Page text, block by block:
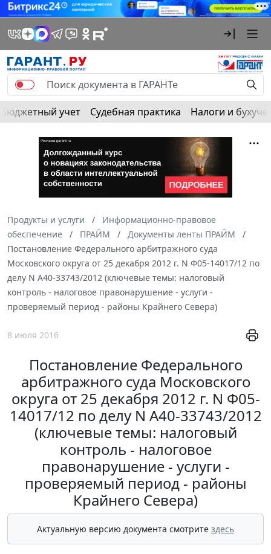
Бюджетный учет Судебная практика Налоги и
Продукты и услуги
Информационно-правовое
обеспечение
ПРАЙМ
Документы ленты ПРАЙМ
Постановление Федерального арбитражного суда
Московского округа от 25 декабря 2012 г. N Ф05-14017/12 по
делу N А40-33743/2012 (ключевые темы: налоговый
контроль - налоговое правонарушение - услуги -
проверяемый период - районы Крайнего Севера)
8 июля 2016
Постановление Федерального
арбитражного суда Московского
округа от 25 декабря 2012 г. N Ф05-
14017/12 по делу N А40-33743/2012
(ключевые темы: налоговый
контроль - налоговое
правонарушение - услуги -
проверяемый период - районы
Крайнего Севера)
Актуальную версию документа смотрите здесь